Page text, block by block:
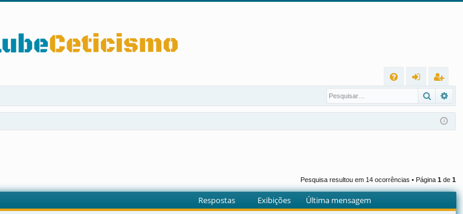
Q
ra
r
eg
ist
ra
Pesquisa resultou em 14 ocorrências • Página 1 de 1
Respostas Exibições Última mensagem